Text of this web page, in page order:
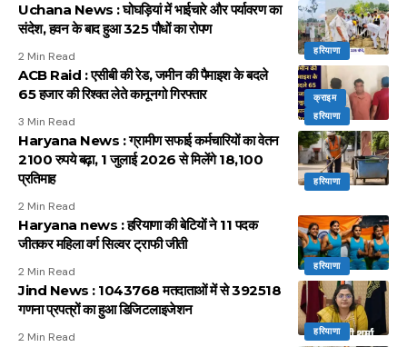
हरियाणा
Uchana News : घोघड़ियां में भाईचारे और पर्यावरण का
संदेश, हवन के बाद हुआ 325 पौधों का रोपण
2 Min Read
क्राइम
हरियाणा
ACB Raid : एसीबी की रेड, जमीन की पैमाइश के बदले
65 हजार की रिश्वत लेते कानूनगो गिरफ्तार
3 Min Read
हरियाणा
Haryana News : ग्रामीण सफाई कर्मचारियों का वेतन
2100 रुपये बढ़ा, 1 जुलाई 2026 से मिलेंगे 18,100
प्रतिमाह
2 Min Read
हरियाणा
Haryana news : हरियाणा की बेटियों ने 11 पदक
जीतकर महिला वर्ग सिल्वर ट्राफी जीती
2 Min Read
हरियाणा
Jind News : 1043768 मतदाताओं में से 392518
गणना प्रपत्रों का हुआ डिजिटलाइजेशन
2 Min Read